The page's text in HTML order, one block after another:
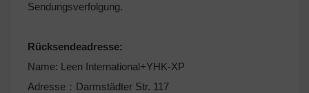
Sendungsverfolgung.
Rücksendeadresse:
Name: Leen International+YHK-XP
Adresse：Darmstädter Str. 117